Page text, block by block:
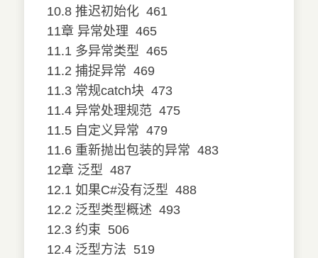
10.8 推迟初始化 461
11章 异常处理 465
11.1 多异常类型 465
11.2 捕捉异常 469
11.3 常规catch块 473
11.4 异常处理规范 475
11.5 自定义异常 479
11.6 重新抛出包装的异常 483
12章 泛型 487
12.1 如果C#没有泛型 488
12.2 泛型类型概述 493
12.3 约束 506
12.4 泛型方法 519